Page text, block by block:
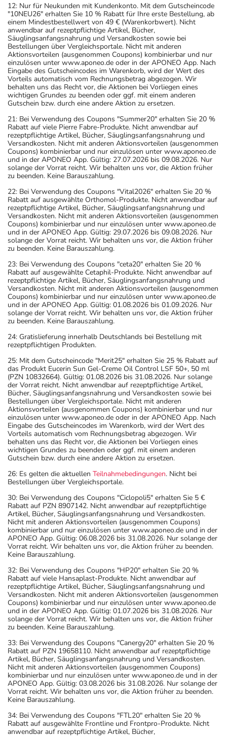
12: Nur für Neukunden mit Kundenkonto. Mit dem Gutscheincode
"10NEU26" erhalten Sie 10 % Rabatt für Ihre erste Bestellung, ab
einem Mindestbestellwert von 49 € (Warenkorbwert). Nicht
anwendbar auf rezeptpflichtige Artikel, Bücher,
Säuglingsanfangsnahrung und Versandkosten sowie bei
Bestellungen über Vergleichsportale. Nicht mit anderen
Aktionsvorteilen (ausgenommen Coupons) kombinierbar und nur
einzulösen unter www.aponeo.de oder in der APONEO App. Nach
Eingabe des Gutscheincodes im Warenkorb, wird der Wert des
Vorteils automatisch vom Rechnungsbetrag abgezogen. Wir
behalten uns das Recht vor, die Aktionen bei Vorliegen eines
wichtigen Grundes zu beenden oder ggf. mit einem anderen
Gutschein bzw. durch eine andere Aktion zu ersetzen.
21: Bei Verwendung des Coupons "Summer20" erhalten Sie 20 %
Rabatt auf viele Pierre Fabre-Produkte. Nicht anwendbar auf
rezeptpflichtige Artikel, Bücher, Säuglingsanfangsnahrung und
Versandkosten. Nicht mit anderen Aktionsvorteilen (ausgenommen
Coupons) kombinierbar und nur einzulösen unter www.aponeo.de
und in der APONEO App. Gültig: 27.07.2026 bis 09.08.2026. Nur
solange der Vorrat reicht. Wir behalten uns vor, die Aktion früher
zu beenden. Keine Barauszahlung.
22: Bei Verwendung des Coupons "Vital2026" erhalten Sie 20 %
Rabatt auf ausgewählte Orthomol-Produkte. Nicht anwendbar auf
rezeptpflichtige Artikel, Bücher, Säuglingsanfangsnahrung und
Versandkosten. Nicht mit anderen Aktionsvorteilen (ausgenommen
Coupons) kombinierbar und nur einzulösen unter www.aponeo.de
und in der APONEO App. Gültig: 29.07.2026 bis 09.08.2026. Nur
solange der Vorrat reicht. Wir behalten uns vor, die Aktion früher
zu beenden. Keine Barauszahlung.
23: Bei Verwendung des Coupons "ceta20" erhalten Sie 20 %
Rabatt auf ausgewählte Cetaphil-Produkte. Nicht anwendbar auf
rezeptpflichtige Artikel, Bücher, Säuglingsanfangsnahrung und
Versandkosten. Nicht mit anderen Aktionsvorteilen (ausgenommen
Coupons) kombinierbar und nur einzulösen unter www.aponeo.de
und in der APONEO App. Gültig: 01.08.2026 bis 01.09.2026. Nur
solange der Vorrat reicht. Wir behalten uns vor, die Aktion früher
zu beenden. Keine Barauszahlung.
24: Gratislieferung innerhalb Deutschlands bei Bestellung mit
rezeptpflichtigen Produkten.
25: Mit dem Gutscheincode "Merit25" erhalten Sie 25 % Rabatt auf
das Produkt Eucerin Sun Gel-Creme Oil Control LSF 50+, 50 ml
(PZN 10832664). Gültig: 01.08.2026 bis 31.08.2026. Nur solange
der Vorrat reicht. Nicht anwendbar auf rezeptpflichtige Artikel,
Bücher, Säuglingsanfangsnahrung und Versandkosten sowie bei
Bestellungen über Vergleichsportale. Nicht mit anderen
Aktionsvorteilen (ausgenommen Coupons) kombinierbar und nur
einzulösen unter www.aponeo.de oder in der APONEO App. Nach
Eingabe des Gutscheincodes im Warenkorb, wird der Wert des
Vorteils automatisch vom Rechnungsbetrag abgezogen. Wir
behalten uns das Recht vor, die Aktionen bei Vorliegen eines
wichtigen Grundes zu beenden oder ggf. mit einem anderen
Gutschein bzw. durch eine andere Aktion zu ersetzen.
26: Es gelten die aktuellen Teilnahmebedingungen. Nicht bei
Bestellungen über Vergleichsportale.
30: Bei Verwendung des Coupons "Ciclopoli5" erhalten Sie 5 €
Rabatt auf PZN 8907142. Nicht anwendbar auf rezeptpflichtige
Artikel, Bücher, Säuglingsanfangsnahrung und Versandkosten.
Nicht mit anderen Aktionsvorteilen (ausgenommen Coupons)
kombinierbar und nur einzulösen unter www.aponeo.de und in der
APONEO App. Gültig: 06.08.2026 bis 31.08.2026. Nur solange der
Vorrat reicht. Wir behalten uns vor, die Aktion früher zu beenden.
Keine Barauszahlung.
32: Bei Verwendung des Coupons "HP20" erhalten Sie 20 %
Rabatt auf viele Hansaplast-Produkte. Nicht anwendbar auf
rezeptpflichtige Artikel, Bücher, Säuglingsanfangsnahrung und
Versandkosten. Nicht mit anderen Aktionsvorteilen (ausgenommen
Coupons) kombinierbar und nur einzulösen unter www.aponeo.de
und in der APONEO App. Gültig: 01.07.2026 bis 31.08.2026. Nur
solange der Vorrat reicht. Wir behalten uns vor, die Aktion früher
zu beenden. Keine Barauszahlung.
33: Bei Verwendung des Coupons "Canergy20" erhalten Sie 20 %
Rabatt auf PZN 19658110. Nicht anwendbar auf rezeptpflichtige
Artikel, Bücher, Säuglingsanfangsnahrung und Versandkosten.
Nicht mit anderen Aktionsvorteilen (ausgenommen Coupons)
kombinierbar und nur einzulösen unter www.aponeo.de und in der
APONEO App. Gültig: 03.08.2026 bis 31.08.2026. Nur solange der
Vorrat reicht. Wir behalten uns vor, die Aktion früher zu beenden.
Keine Barauszahlung.
34: Bei Verwendung des Coupons "FTL20" erhalten Sie 20 %
Rabatt auf ausgewählte Frontline und Frontpro-Produkte. Nicht
anwendbar auf rezeptpflichtige Artikel, Bücher,